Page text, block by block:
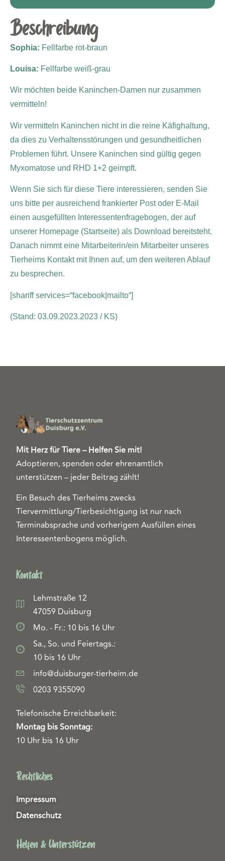
Beschreibung
Sophia: Fellfarbe rot-braun
Louisa: Fellfarbe weiß-grau
Wir möchten beide Kaninchen-Damen nur zusammen
vermitteln!
Wir vermitteln Kaninchen nicht in die reine Käfighaltung,
da dies zu Verhaltensstörungen und gesundheitlichen
Problemen führt. Unsere Kaninchen sind gültig gegen
Myxomatose und RHD 1+2 geimpft.
Wenn Sie sich für diese Tiere interessieren, senden Sie
uns bitte per ausreichend frankierter Post oder E-Mail
einen ausgefüllten Interessentenfragebogen, der auf
unserer Homepage (Startseite) als Download bereitsteht.
Danach nimmt eine Mitarbeiterin/ein Mitarbeiter unseres
Tierheims Kontakt mit Ihnen auf, um den weiteren Ablauf
zu besprechen.
[shariff services=“facebook|mailto“]
(Stand: 03.09.2023.2023 / KS)
Mit Herz für Tiere – Helfen Sie mit!
Adoptieren, spenden oder ehrenamtlich
unterstützen – jeder Beitrag zählt!
Ein Besuch des Tierheims zwecks
Tiervermittlung/Tierbesichtigung ist nur nach
Terminabsprache und vorherigem Ausfüllen eines
Interessentenbogens möglich.
Kontakt
Lehmstraße 12
47059 Duisburg
Mo. - Fr.: 10 bis 16 Uhr
Sa., So. und Feiertags.:
10 bis 16 Uhr
info@duisburger-tierheim.de
0203 9355090
Telefonische Erreichbarkeit:
Montag bis Sonntag:
10 Uhr bis 16 Uhr
Rechtliches
Impressum
Datenschutz
Helfen & Unterstützen